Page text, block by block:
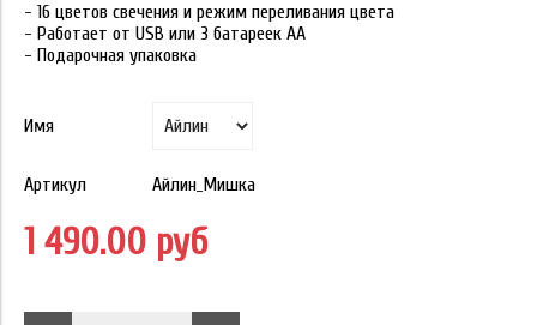
- 16 цветов свечения и режим переливания цвета
- Работает от USB или 3 батареек АА
- Подарочная упаковка
Имя
Артикул Айлин_Мишка
1 490.00 руб